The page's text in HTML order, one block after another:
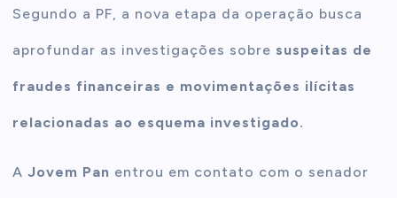
Segundo a PF, a nova etapa da operação busca
aprofundar as investigações sobre suspeitas de
fraudes financeiras e movimentações ilícitas
relacionadas ao esquema investigado.
A Jovem Pan entrou em contato com o senador